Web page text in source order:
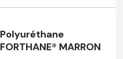
Polyuréthane
FORTHANE® MARRON